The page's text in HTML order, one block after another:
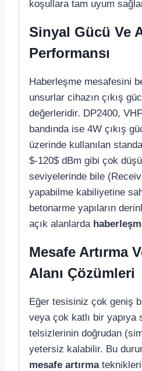
koşullara tam uyum
Sinyal Gücü Ve
Performansı
Haberleşme mesafesini
unsurlar cihazın çıkış
değerleridir. DP2400,
bandında ise 4W çıkış
üzerinde kullanılan
$-120$dBm gibi çok
seviyelerinde bile
yapabilme kabiliyetine
betonarme yapıların
açık alanlarda
Mesafe Artırma
Alanı Çözümleri
Eğer tesisiniz çok geniş
veya çok katlı bir yapıya
telsizlerinin doğrudan
yetersiz kalabilir. Bu
mesafe artırma